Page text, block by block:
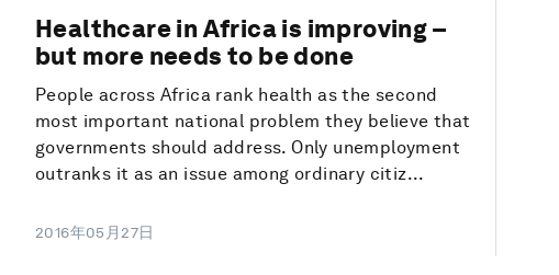
Healthcare in Africa is improving –
but more needs to be done
People across Africa rank health as the second
most important national problem they believe that
governments should address. Only unemployment
outranks it as an issue among ordinary citiz...
2016年05月27日